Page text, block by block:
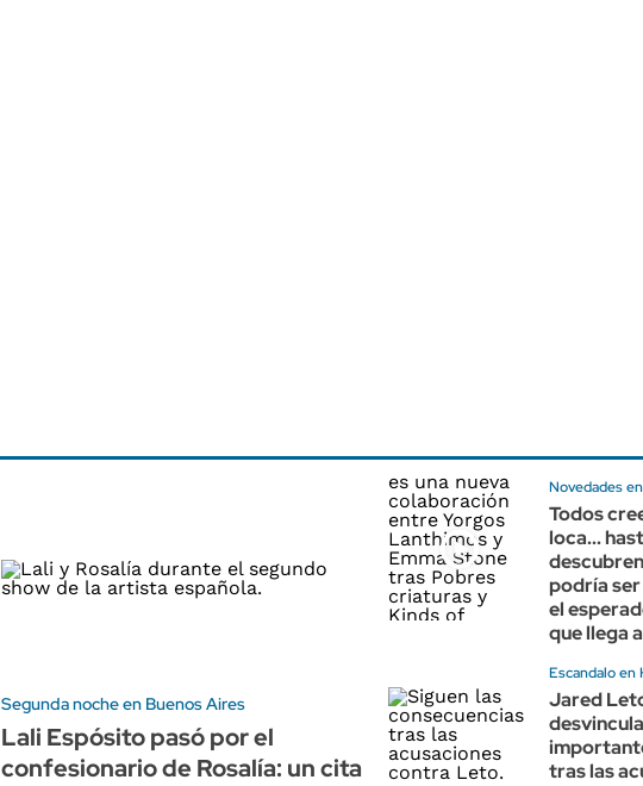
Segunda noche en Buenos Aires
Lali Espósito pasó por el
confesionario de Rosalía: un cita
Novedades
Todos
loca...
podría
el
que llega
Escandalo en
Jared
tras las